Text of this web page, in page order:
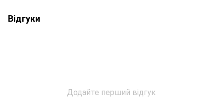
Відгуки
Додайте перший відгук